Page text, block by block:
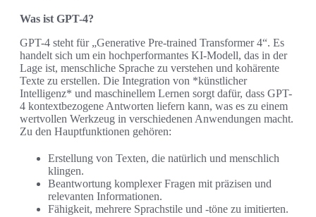
Was ist GPT-4?
GPT-4 steht für „Generative Pre-trained Transformer 4“. Es
handelt sich um ein hochperformantes KI-Modell, das in der
Lage ist, menschliche Sprache zu verstehen und kohärente
Texte zu erstellen. Die Integration von *künstlicher
Intelligenz* und maschinellem Lernen sorgt dafür, dass GPT-
4 kontextbezogene Antworten liefern kann, was es zu einem
wertvollen Werkzeug in verschiedenen Anwendungen macht.
Zu den Hauptfunktionen gehören:
Erstellung von Texten, die natürlich und menschlich
klingen.
Beantwortung komplexer Fragen mit präzisen und
relevanten Informationen.
Fähigkeit, mehrere Sprachstile und -töne zu imitierten.